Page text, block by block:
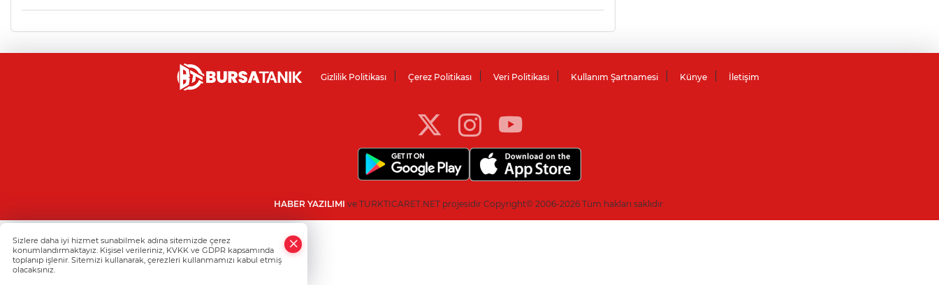
Gizlilik Politikası Çerez Politikası Veri Politikası Kullanım Şartnamesi Künye İletişim
HABER YAZILIMI ve TURKTICARET.NET projesidir Copyright© 2006-2026 Tüm hakları saklıdır.
Sizlere daha iyi hizmet sunabilmek adına sitemizde çerez
konumlandırmaktayız. Kişisel verileriniz, KVKK ve GDPR kapsamında
toplanıp işlenir. Sitemizi kullanarak, çerezleri kullanmamızı kabul etmiş
olacaksınız.